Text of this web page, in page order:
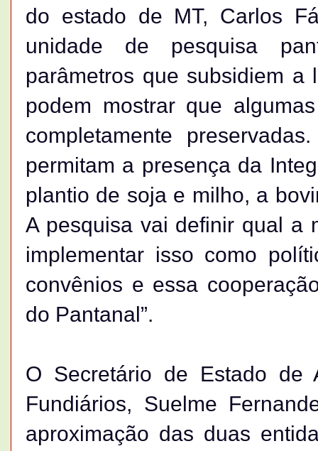
do estado de MT, Carlos
unidade de pesquisa
parâmetros que subsidiem a
podem mostrar que
completamente
permitam a presença da
plantio de soja e milho, a
A pesquisa vai definir qual a
implementar isso como
convênios e essa
do Pantanal”.
O Secretário de Estado de
Fundiários, Suelme
aproximação das duas